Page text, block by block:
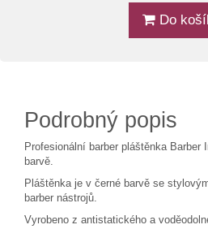
Do
Podrobný popis
Profesionální barber pláštěnka
barvě.
Pláštěnka je v černé barvě se
barber nástrojů.
Vyrobeno z antistatického a